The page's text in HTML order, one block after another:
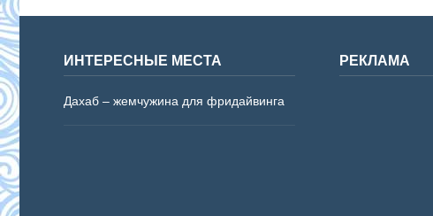
ИНТЕРЕСНЫЕ МЕСТА
Дахаб – жемчужина для фридайвинга
РЕКЛАМА